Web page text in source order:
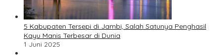
5 Kabupaten Tersepi di Jambi, Salah Satunya Penghasil
Kayu Manis Terbesar di Dunia
1 Juni 2025